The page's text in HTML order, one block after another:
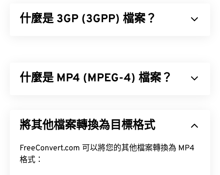
什麼是 3GP (3GPP) 檔案？
如何開啟 3GP 檔案？
什麼是 MP4 (MPEG-4) 檔案？
統相容，使用編解碼器來壓縮檔案大小，從而產生易
用於在網路上進行串流媒體播放，例如在 YouTube
上。許多人認為 MP4 是當今最好的視訊格式之一。
將其他檔案轉換為目標格式
FreeConvert.com 可以將您的其他檔案轉換為 MP4
格式：